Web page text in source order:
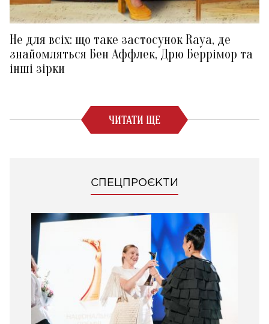
Не для всіх: що таке застосунок Raya, де
знайомляться Бен Аффлек, Дрю Беррімор та
інші зірки
ЧИТАТИ ЩЕ
СПЕЦПРОЄКТИ